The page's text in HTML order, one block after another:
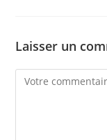
Laisser un